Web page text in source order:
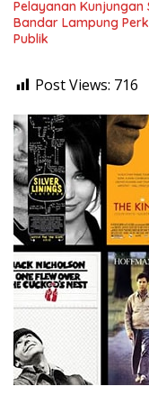
Pelayanan
Bandar Lampung
Publik
Post Views: 716